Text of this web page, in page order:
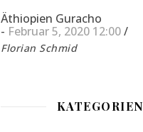
Äthiopien Guracho
- Februar 5, 2020 12:00/
Florian Schmid
KATEGORIEN